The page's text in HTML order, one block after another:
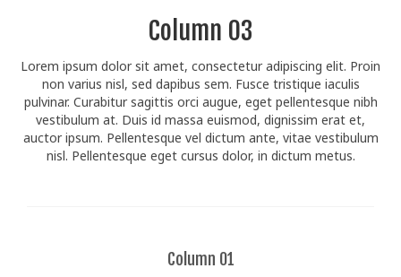
Column 03
Lorem ipsum dolor sit amet, consectetur adipiscing elit. Proin
non varius nisl, sed dapibus sem. Fusce tristique iaculis
pulvinar. Curabitur sagittis orci augue, eget pellentesque nibh
vestibulum at. Duis id massa euismod, dignissim erat et,
auctor ipsum. Pellentesque vel dictum ante, vitae vestibulum
nisl. Pellentesque eget cursus dolor, in dictum metus.
Column 01